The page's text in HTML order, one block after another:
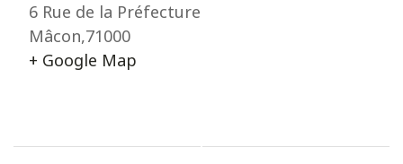
6 Rue de la Préfecture
Mâcon,71000
+ Google Map